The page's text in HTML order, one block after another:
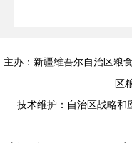
主办：新疆维吾尔自治区粮
区
技术维护：自治区战略和